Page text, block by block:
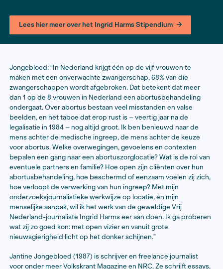
21 augustus 2024
Lees hier meer over het Ingrid Harms Stipendium
Jongebloed: “In Nederland krijgt één op de vijf
maken met een onverwachte zwangerschap, 68%
zwangerschappen wordt afgebroken. Dat betekent